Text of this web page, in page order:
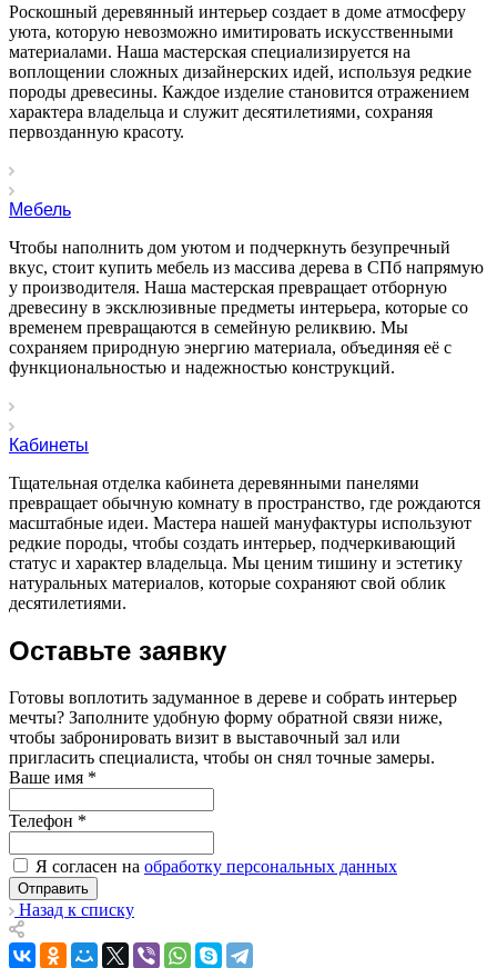
Роскошный деревянный интерьер создает в доме атмосферу
уюта, которую невозможно имитировать искусственными
материалами. Наша мастерская специализируется на
воплощении сложных дизайнерских идей, используя редкие
породы древесины. Каждое изделие становится отражением
характера владельца и служит десятилетиями, сохраняя
первозданную красоту.
Мебель
Чтобы наполнить дом уютом и подчеркнуть безупречный
вкус, стоит купить мебель из массива дерева в СПб напрямую
у производителя. Наша мастерская превращает отборную
древесину в эксклюзивные предметы интерьера, которые со
временем превращаются в семейную реликвию. Мы
сохраняем природную энергию материала, объединяя её с
функциональностью и надежностью конструкций.
Кабинеты
Тщательная отделка кабинета деревянными панелями
превращает обычную комнату в пространство, где рождаются
масштабные идеи. Мастера нашей мануфактуры используют
редкие породы, чтобы создать интерьер, подчеркивающий
статус и характер владельца. Мы ценим тишину и эстетику
натуральных материалов, которые сохраняют свой облик
десятилетиями.
Оставьте заявку
Готовы воплотить задуманное в дереве и собрать интерьер
мечты? Заполните удобную форму обратной связи ниже,
чтобы забронировать визит в выставочный зал или
пригласить специалиста, чтобы он снял точные замеры.
Ваше имя *
Телефон *
Я согласен на обработку персональных данных
Отправить
Назад к списку